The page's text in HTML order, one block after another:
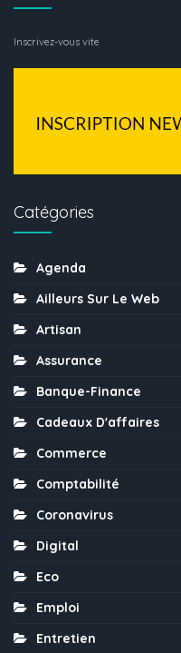
Inscrivez-vous vite
Catégories
Agenda
Ailleurs Sur Le Web
Artisan
Assurance
Banque-Finance
Cadeaux D'affaires
Commerce
Comptabilité
Coronavirus
Digital
Eco
Emploi
Entretien